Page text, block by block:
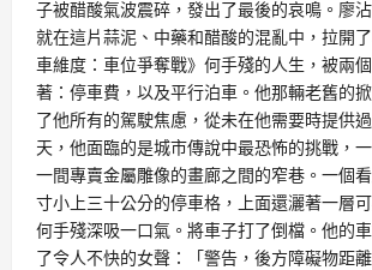
子被醋酸氣波震碎，發出了最後的哀鳴。廖
就在這片蒜泥、中藥和醋酸的混亂中，拉開
車維度：車位爭奪戰》何手殘的人生，被兩
著：停車費，以及平行泊車。他那輛老舊的
了他所有的駕駛焦慮，從未在他需要時提供
天，他面臨的是城市傳說中最恐怖的挑戰，
一間專賣金屬雕像的畫廊之間的窄巷。一個
寸小上三十公分的停車格，上面還灑著一層
何手殘深吸一口氣。將車子打了倒檔。他的
了令人不快的女聲：「警告，後方障礙物距